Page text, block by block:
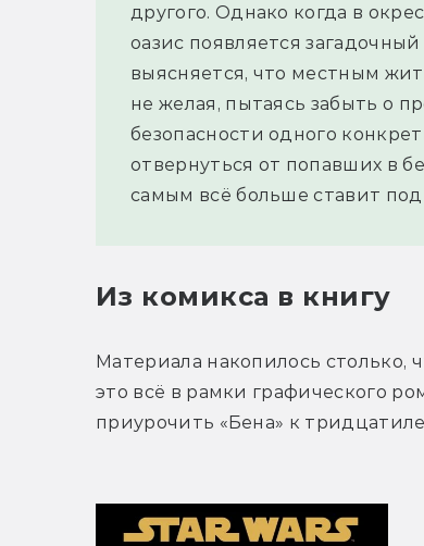
другого. Однако когда в
оазис появляется
выясняется, что местным
не желая, пытаясь забыть о
безопасности одного
отвернуться от попавших в
самым всё больше ставит
Из комикса в книгу
Материала накопилось столько,
это всё в рамки графического
приурочить «Бена» к